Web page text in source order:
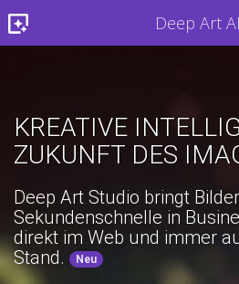
Deep Art AI
KREATIVE
ZUKUNFT DES
Deep Art Studio bringt
Sekundenschnelle in
direkt im Web und immer
Stand.
Neu